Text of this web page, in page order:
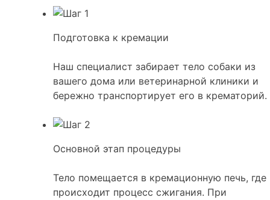
Подготовка к кремации
Наш специалист забирает тело собаки из
вашего дома или ветеринарной клиники и
бережно транспортирует его в крематорий.
Основной этап процедуры
Тело помещается в кремационную печь, где
происходит процесс сжигания. При